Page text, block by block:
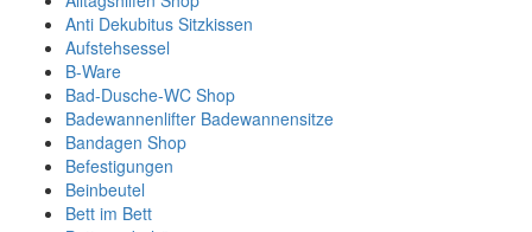
Anti Dekubitus Sitzkissen
Aufstehsessel
B-Ware
Bad-Dusche-WC Shop
Badewannenlifter Badewannensitze
Bandagen Shop
Befestigungen
Beinbeutel
Bett im Bett